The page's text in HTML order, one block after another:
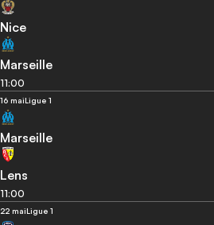
Nice
Marseille
11:00
16 maiLigue 1
Marseille
Lens
11:00
22 maiLigue 1